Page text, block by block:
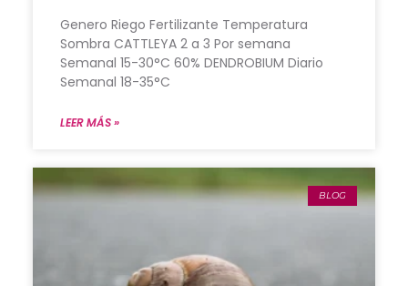
Genero Riego Fertilizante Temperatura
Sombra CATTLEYA 2 a 3 Por semana
Semanal 15-30°C 60% DENDROBIUM Diario
Semanal 18-35°C
LEER MÁS »
BLOG